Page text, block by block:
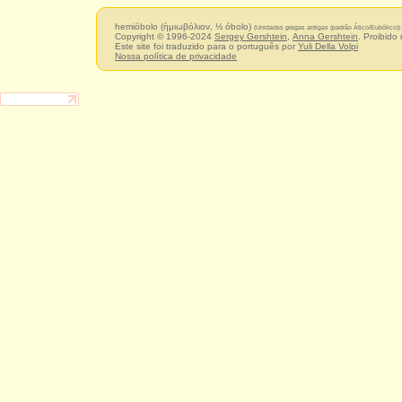
hemióbolo (ἡμιωβόλιον, ½ óbolo) (Unidades gregas antigas (padrão Ático/Eubólico))
Copyright © 1996-2024 Sergey Gershtein Anna Gershtein .
Este site foi traduzido para o português por Yuli Della Volpi
Nossa política de privacidade